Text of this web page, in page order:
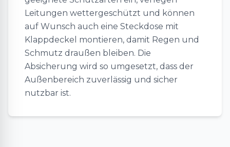
Leitungen wettergeschützt und können
auf Wunsch auch eine Steckdose mit
Klappdeckel montieren, damit Regen und
Schmutz draußen bleiben. Die
Absicherung wird so umgesetzt, dass der
Außenbereich zuverlässig und sicher
nutzbar ist.